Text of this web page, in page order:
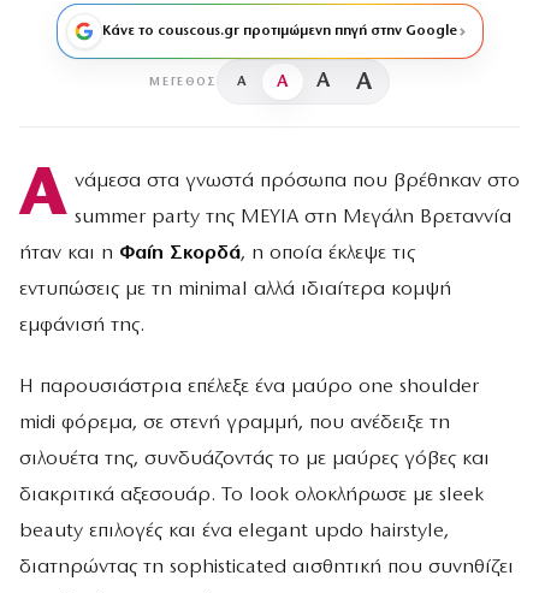
Κάνε το couscous.gr προτιμώμενη πηγή στην Google
ΜΈΓΕΘΟΣ A A A A
Α νάμεσα στα γνωστά πρόσωπα που βρέθηκαν στο
summer party της MEYIA στη Μεγάλη Βρεταννία
ήταν και η Φαίη Σκορδά, η οποία έκλεψε τις
εντυπώσεις με τη minimal αλλά ιδιαίτερα κομψή
εμφάνισή της.
Η παρουσιάστρια επέλεξε ένα μαύρο one shoulder
midi φόρεμα, σε στενή γραμμή, που ανέδειξε τη
σιλουέτα της, συνδυάζοντάς το με μαύρες γόβες και
διακριτικά αξεσουάρ. Το look ολοκλήρωσε με sleek
beauty επιλογές και ένα elegant updo hairstyle,
διατηρώντας τη sophisticated αισθητική που συνηθίζει